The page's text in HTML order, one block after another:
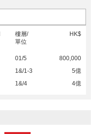
樓層/
單位
HK$
01/5
800,000
1&/1-3
5億
1&/4 4億